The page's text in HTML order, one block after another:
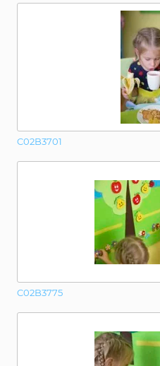
C02B3701
C02B3775